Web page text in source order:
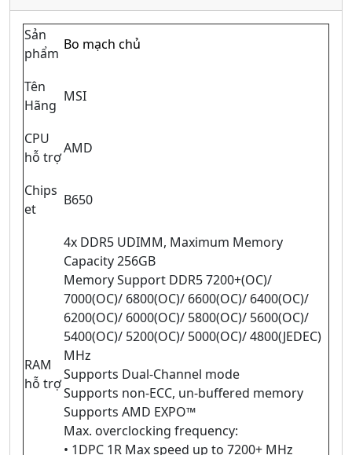
Sản
phẩm
Bo mạch chủ
Tên
Hãng
MSI
CPU
hỗ trợ
AMD
Chips
et
B650
RAM
hỗ trợ
4x DDR5 UDIMM, Maximum Memory
Capacity 256GB
Memory Support DDR5 7200+(OC)/
7000(OC)/ 6800(OC)/ 6600(OC)/ 6400(OC)/
6200(OC)/ 6000(OC)/ 5800(OC)/ 5600(OC)/
5400(OC)/ 5200(OC)/ 5000(OC)/ 4800(JEDEC)
MHz
Supports Dual-Channel mode
Supports non-ECC, un-buffered memory
Supports AMD EXPO™
Max. overclocking frequency:
• 1DPC 1R Max speed up to 7200+ MHz